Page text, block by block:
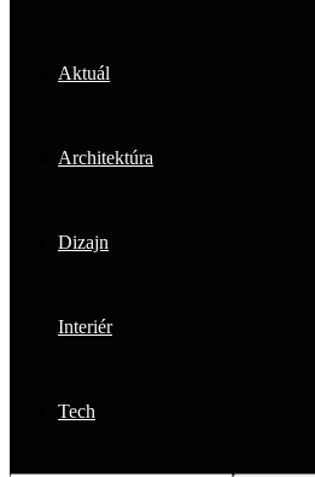
Aktuál
Architektúra
Dizajn
Interiér
Tech